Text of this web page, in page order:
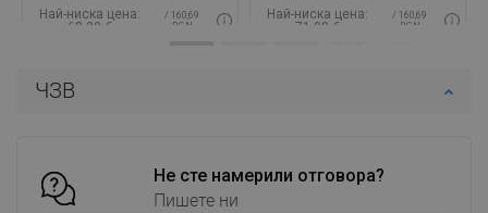
ЧЗВ
Не сте намерили отговора?
Пишете ни
Най-ниска цена:
68,29 €
/ 160,69
BGN
Добави в количката
Най-ниска цена:
71,09 €
/ 160,69
BGN
Добави в количката